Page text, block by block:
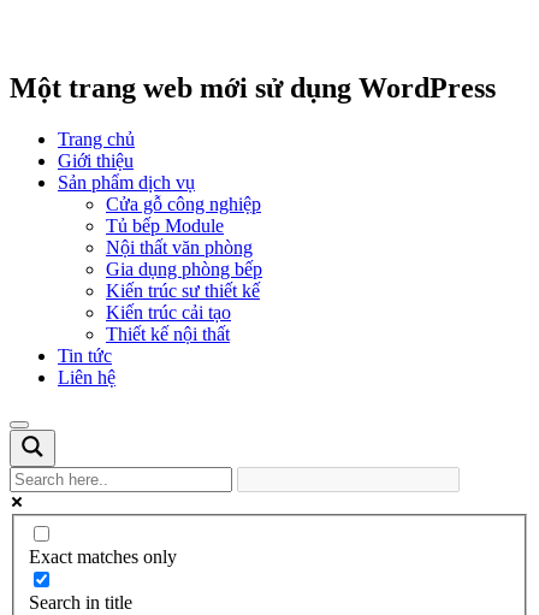
Một trang web mới sử dụng WordPress
Trang chủ
Giới thiệu
Sản phẩm dịch vụ
Cửa gỗ công nghiệp
Tủ bếp Module
Nội thất văn phòng
Gia dụng phòng bếp
Kiến trúc sư thiết kế
Kiến trúc cải tạo
Thiết kế nội thất
Tin tức
Liên hệ
Exact matches only
Search in title